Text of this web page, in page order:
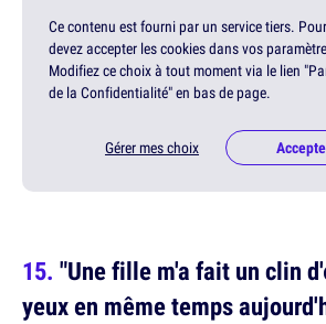
Ce contenu est fourni par un service tiers.
devez accepter les cookies dans vos
Modifiez ce choix à tout moment via le lien
de la Confidentialité" en bas de page.
Gérer mes choix
"Une fille m'a fait un clin
yeux en même temps